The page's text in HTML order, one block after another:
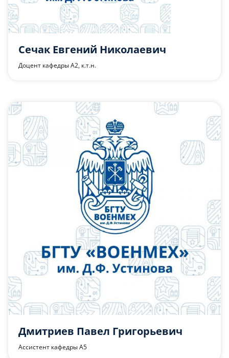
Сечак Евгений Николаевич
Доцент кафедры А2, к.т.н.
Дмитриев Павел Григорьевич
Ассистент кафедры А5